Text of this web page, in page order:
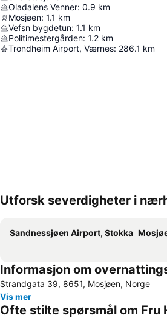
Oladalens Venner: 0.9 km
Mosjøen: 1.1 km
Vefsn bygdetun: 1.1 km
Politimestergården: 1.2 km
Trondheim Airport, Værnes: 286.1 km
Utforsk severdigheter i
Sandnessjøen Airport, Stokka
Informasjon om
Strandgata 39, 8651, Mosjøen, Norge
Vis mer
Ofte stilte spørsmål om Fru